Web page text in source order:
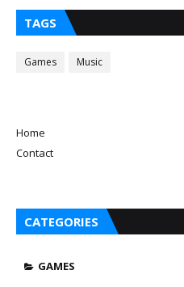
TAGS
Games Music
Home
Contact
CATEGORIES
GAMES